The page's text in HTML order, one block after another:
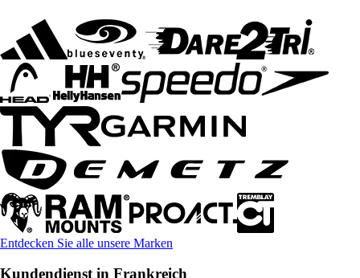
Entdecken Sie alle unsere Marken
Kundendienst in Frankreich